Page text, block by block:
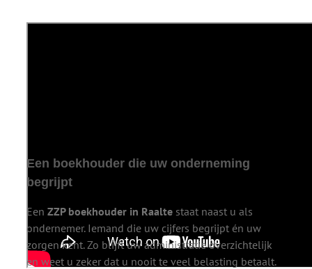
Een boekhouder die uw onderneming
begrijpt
Een ZZP boekhouder in Raalte staat naast u als
ondernemer. Iemand die uw cijfers begrijpt én uw
zorgen kent. Zo blijft uw administratie overzichtelijk
en weet u zeker dat u nooit te veel belasting betaalt.